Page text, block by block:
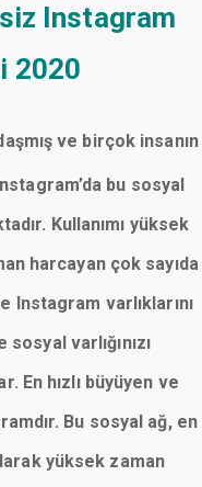
Instagram
2020
ve birçok insanın
bu sosyal
Kullanımı yüksek
harcayan çok sayıda
Instagram varlıklarını
varlığınızı
En hızlı büyüyen ve
Bu sosyal ağ, en
yüksek zaman